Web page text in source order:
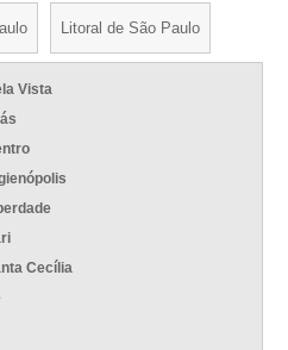
Litoral de São Paulo
Vista
Cecília